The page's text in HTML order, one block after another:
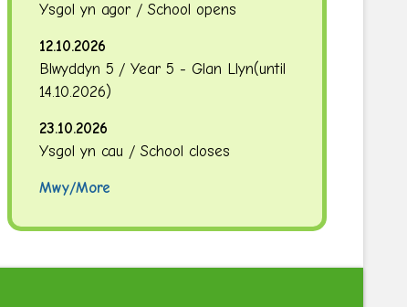
Ysgol yn agor / School opens
12.10.2026
Blwyddyn 5 / Year 5 - Glan Llyn(until
14.10.2026)
23.10.2026
Ysgol yn cau / School closes
Mwy/More